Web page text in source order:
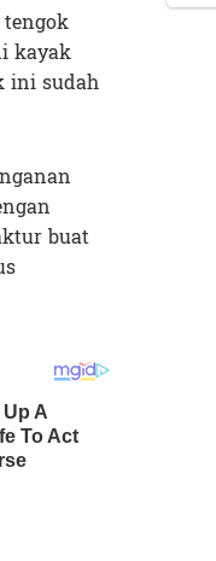
kayak
ini sudah
buat